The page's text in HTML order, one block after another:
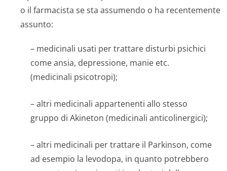
o il farmacista se sta assumendo o ha recentemente
assunto:
– medicinali usati per trattare disturbi psichici
come ansia, depressione, manie etc.
(medicinali psicotropi);
– altri medicinali appartenenti allo stesso
gruppo di Akineton (medicinali anticolinergici);
– altri medicinali per trattare il Parkinson, come
ad esempio la levodopa, in quanto potrebbero